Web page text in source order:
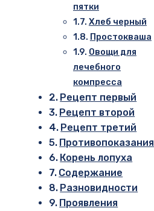
пятки
Хлеб черный
Простокваша
Овощи для
лечебного
компресса
Рецепт первый
Рецепт второй
Рецепт третий
Противопоказания
Корень лопуха
Содержание
Разновидности
Проявления